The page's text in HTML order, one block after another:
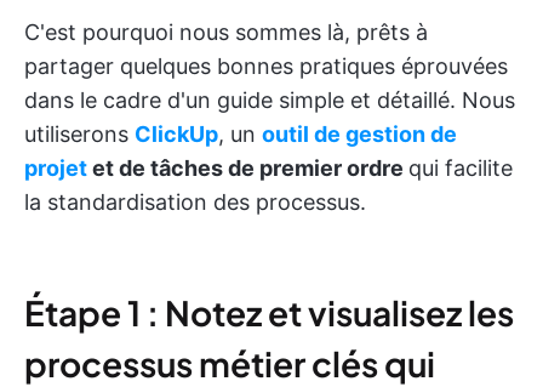
C'est pourquoi nous sommes là, prêts à
partager quelques bonnes pratiques éprouvées
dans le cadre d'un guide simple et détaillé. Nous
utiliserons ClickUp, un outil de gestion de
projetet de tâches de premier ordre qui facilite
la standardisation des processus.
Étape 1 : Notez et visualisez les
processus métier clés qui